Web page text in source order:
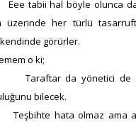
hal böyle olunca da
üzerinde her türlü
kendinde görürler.
o ki;
da yönetici de
bilecek.
hata olmaz ama at